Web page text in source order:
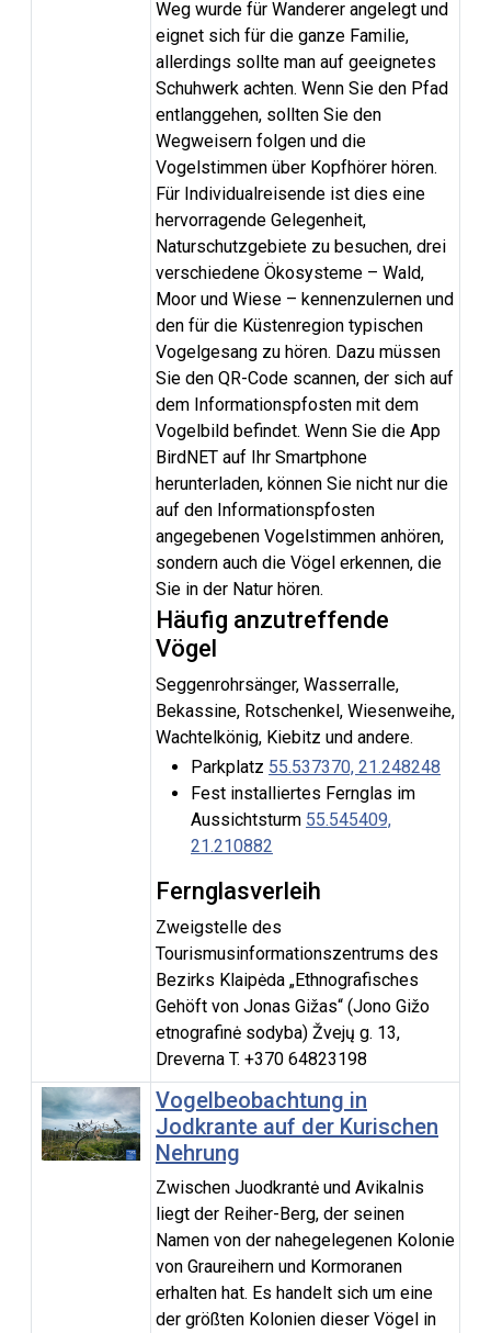
Weg wurde für Wanderer angelegt und
eignet sich für die ganze Familie,
allerdings sollte man auf geeignetes
Schuhwerk achten. Wenn Sie den Pfad
entlanggehen, sollten Sie den
Wegweisern folgen und die
Vogelstimmen über Kopfhörer hören.
Für Individualreisende ist dies eine
hervorragende Gelegenheit,
Naturschutzgebiete zu besuchen, drei
verschiedene Ökosysteme – Wald,
Moor und Wiese – kennenzulernen und
den für die Küstenregion typischen
Vogelgesang zu hören. Dazu müssen
Sie den QR-Code scannen, der sich auf
dem Informationspfosten mit dem
Vogelbild befindet. Wenn Sie die App
BirdNET auf Ihr Smartphone
herunterladen, können Sie nicht nur die
auf den Informationspfosten
angegebenen Vogelstimmen anhören,
sondern auch die Vögel erkennen, die
Sie in der Natur hören.
Häufig anzutreffende
Vögel
Seggenrohrsänger, Wasserralle,
Bekassine, Rotschenkel, Wiesenweihe,
Wachtelkönig, Kiebitz und andere.
Parkplatz 55.537370, 21.248248
Fest installiertes Fernglas im
Aussichtsturm 55.545409,
21.210882
Fernglasverleih
Zweigstelle des
Tourismusinformationszentrums des
Bezirks Klaipėda „Ethnografisches
Gehöft von Jonas Gižas“ (Jono Gižo
etnografinė sodyba) Žvejų g. 13,
Dreverna T. +370 64823198
Vogelbeobachtung in
Jodkrante auf der Kurischen
Nehrung
Zwischen Juodkrantė und Avikalnis
liegt der Reiher-Berg, der seinen
Namen von der nahegelegenen Kolonie
von Graureihern und Kormoranen
erhalten hat. Es handelt sich um eine
der größten Kolonien dieser Vögel in